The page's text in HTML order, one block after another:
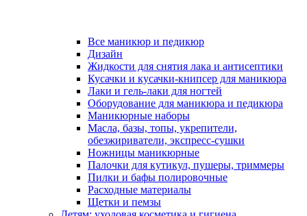
Все маникюр и педикюр
Дизайн
Жидкости для снятия лака и антисептики
Кусачки и кусачки-книпсер для маникюра
Лаки и гель-лаки для ногтей
Оборудование для маникюра и педикюра
Маникюрные наборы
Масла, базы, топы, укрепители,
обезжириватели, экспресс-сушки
Ножницы маникюрные
Палочки для кутикул, пушеры, триммеры
Пилки и бафы полировочные
Расходные материалы
Щетки и пемзы